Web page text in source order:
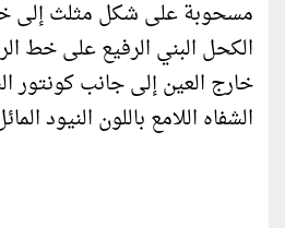
مسحوبة على شكل مثلث إلى
الكحل البني الرفيع على خط
خارج العين إلى جانب كونتور
الشفاه اللامع باللون النيود